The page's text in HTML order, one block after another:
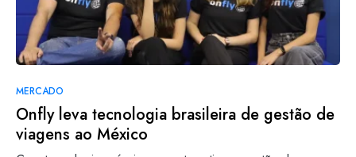
MERCADO
Onfly leva tecnologia brasileira de gestão de
viagens ao México